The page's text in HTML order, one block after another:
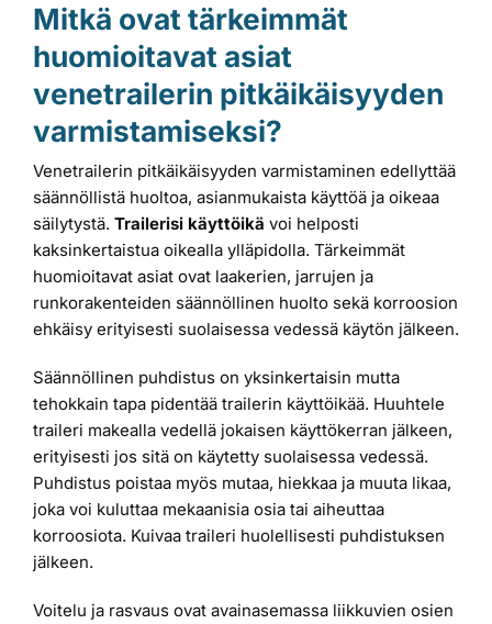
Mitkä ovat tärkeimmät
huomioitavat asiat
venetrailerin pitkäikäisyyden
varmistamiseksi?
Venetrailerin pitkäikäisyyden varmistaminen edellyttää
säännöllistä huoltoa, asianmukaista käyttöä ja oikeaa
säilytystä. Trailerisi käyttöikä voi helposti
kaksinkertaistua oikealla ylläpidolla. Tärkeimmät
huomioitavat asiat ovat laakerien, jarrujen ja
runkorakenteiden säännöllinen huolto sekä korroosion
ehkäisy erityisesti suolaisessa vedessä käytön jälkeen.
Säännöllinen puhdistus on yksinkertaisin mutta
tehokkain tapa pidentää trailerin käyttöikää. Huuhtele
traileri makealla vedellä jokaisen käyttökerran jälkeen,
erityisesti jos sitä on käytetty suolaisessa vedessä.
Puhdistus poistaa myös mutaa, hiekkaa ja muuta likaa,
joka voi kuluttaa mekaanisia osia tai aiheuttaa
korroosiota. Kuivaa traileri huolellisesti puhdistuksen
jälkeen.
Voitelu ja rasvaus ovat avainasemassa liikkuvien osien